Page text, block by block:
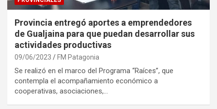
Provincia entregó aportes a emprendedores
de Gualjaina para que puedan desarrollar sus
actividades productivas
09/06/2023 FM Patagonia
Se realizó en el marco del Programa “Raíces”, que
contempla el acompañamiento económico a
cooperativas, asociaciones,…